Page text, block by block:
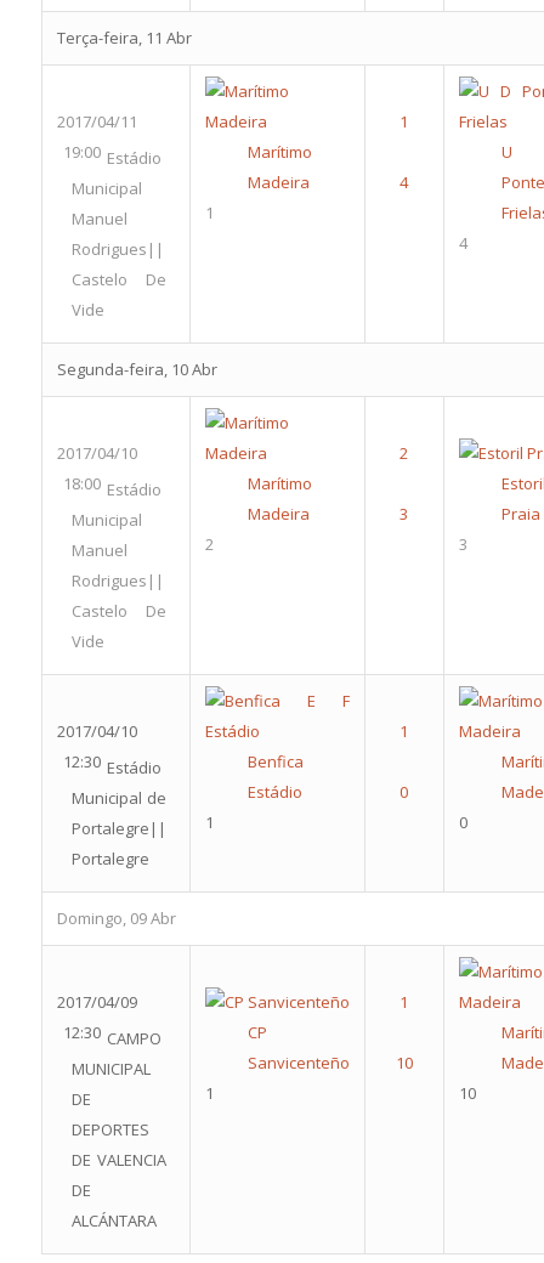
Terça-feira, 11 Abr
2017/04/11
19:00 Estádio
Municipal
Manuel
Rodrigues||
Castelo De
Vide
Marítimo
Madeira
1
U
Ponte
4
Segunda-feira, 10 Abr
2017/04/10
18:00 Estádio
Municipal
Manuel
Rodrigues||
Castelo De
Vide
Marítimo
Madeira
2
Praia
3
2017/04/10
12:30 Estádio
Municipal de
Portalegre||
Portalegre
Benfica
Estádio
1
0
Domingo, 09 Abr
2017/04/09
12:30 CAMPO
MUNICIPAL
DE
DEPORTES
DE VALENCIA
DE
ALCÁNTARA
CP
Sanvicenteño
1
10